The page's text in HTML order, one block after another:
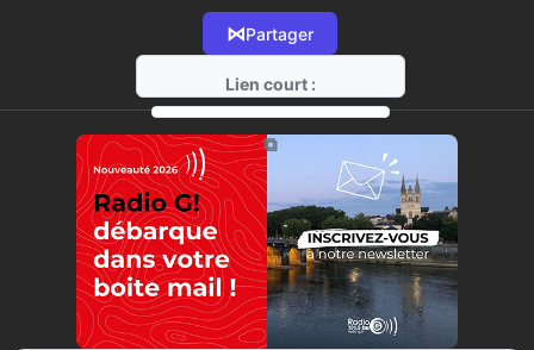
⋈Partager
Lien court :
https://radio-g.fr?14909
⧉